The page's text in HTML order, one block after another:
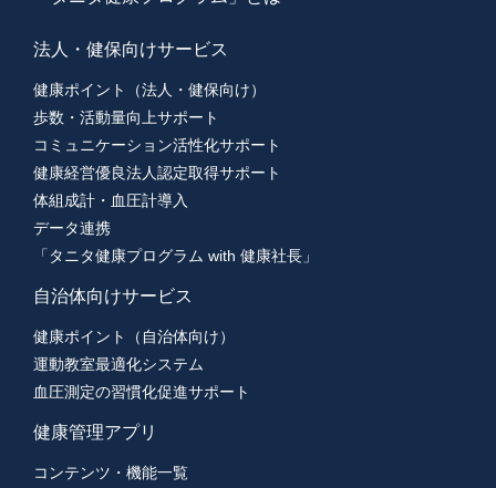
法人・健保向けサービス
健康ポイント（法人・健保向け）
歩数・活動量向上サポート
コミュニケーション活性化サポート
健康経営優良法人認定取得サポート
体組成計・血圧計導入
データ連携
「タニタ健康プログラム with 健康社長」
自治体向けサービス
健康ポイント（自治体向け）
運動教室最適化システム
血圧測定の習慣化促進サポート
健康管理アプリ
コンテンツ・機能一覧